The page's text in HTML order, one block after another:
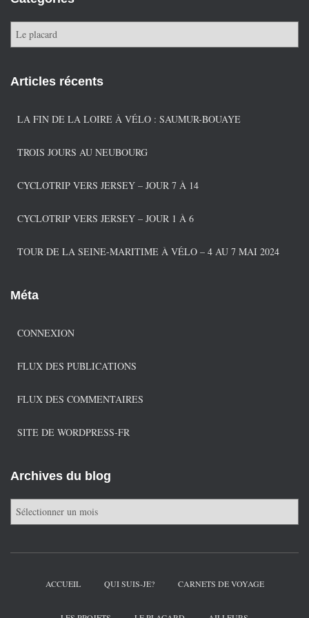
C
gArticles récents
LA FIN DE LA LOIRE À VÉLO : SAUMUR-BOUAYE
TROIS JOURS AU NEUBOURG
CYCLOTRIP VERS JERSEY – JOUR 7 À 14
CYCLOTRIP VERS JERSEY – JOUR 1 À 6
TOUR DE LA SEINE-MARITIME À VÉLO – 4 AU 7 MAI 2024
Méta
CONNEXION
FLUX DES PUBLICATIONS
FLUX DES COMMENTAIRES
SITE DE WORDPRESS-FR
Archives du blog
h
ACCUEIL QUI SUIS-JE? CARNETS DE VOYAGE